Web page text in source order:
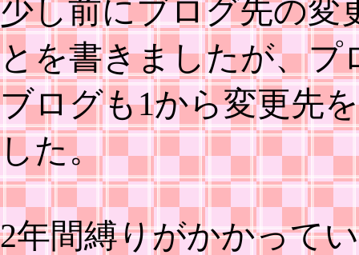
少し前にブログ先の変
とを書きましたが、プ
ブログも1から変更先
した。
2年間縛りがかかって